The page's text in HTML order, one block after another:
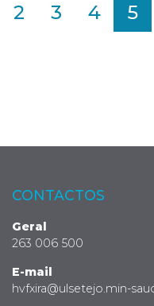
2 3 4 5
CONTACTOS
Geral
263 006 500
E-mail
hvfxira@ulsetejo.min-